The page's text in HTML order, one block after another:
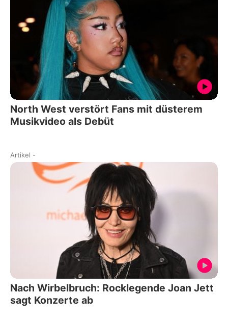
North West verstört Fans mit düsterem
Musikvideo als Debüt
Artikel -
Nach Wirbelbruch: Rocklegende Joan Jett
sagt Konzerte ab